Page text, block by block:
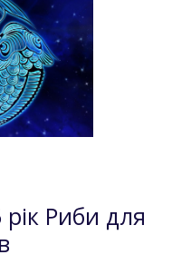
Риби для